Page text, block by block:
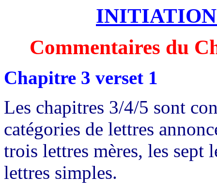
Commentaires du
Chapitre 3 verset 1
Les chapitres 3/4/5 sont
catégories de lettres
trois lettres mères, les sept
lettres simples.